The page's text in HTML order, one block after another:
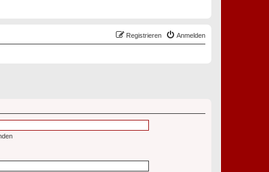
Anmelden
Registrieren